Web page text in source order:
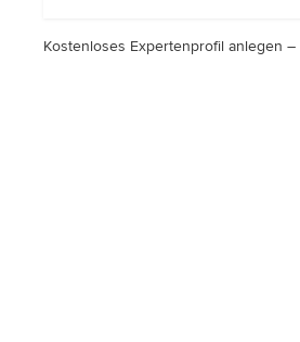
Kostenloses Expertenprofil anlegen –